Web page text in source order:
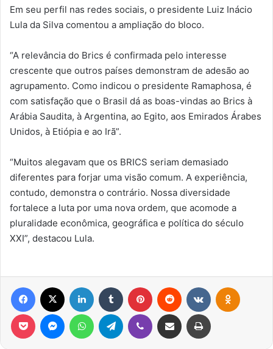
Em seu perfil nas redes sociais, o presidente Luiz Inácio
Lula da Silva comentou a ampliação do bloco.
“A relevância do Brics é confirmada pelo interesse
crescente que outros países demonstram de adesão ao
agrupamento. Como indicou o presidente Ramaphosa, é
com satisfação que o Brasil dá as boas-vindas ao Brics à
Arábia Saudita, à Argentina, ao Egito, aos Emirados Árabes
Unidos, à Etiópia e ao Irã”.
“Muitos alegavam que os BRICS seriam demasiado
diferentes para forjar uma visão comum. A experiência,
contudo, demonstra o contrário. Nossa diversidade
fortalece a luta por uma nova ordem, que acomode a
pluralidade econômica, geográfica e política do século
XXI”, destacou Lula.
Facebook Linkedin Tumblr Pinterest Reddit
Pocket MessengerWhatsAppTelegram Viber Compartilhar via e-mail Imprimir